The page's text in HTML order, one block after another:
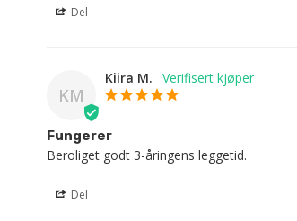
Del
KM
Kiira M.
Fungerer
Beroliget godt 3-åringens leggetid.
Del